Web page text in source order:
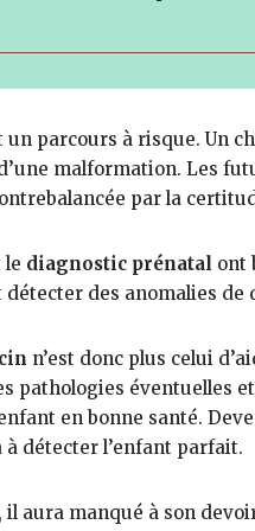
un parcours à risque. Un
malformation. Les
par la
le diagnostic prénatal ont
des anomalies de
n’est donc plus celui
pathologies éventuelles
en bonne santé.
détecter l’enfant parfait.
il aura manqué à son